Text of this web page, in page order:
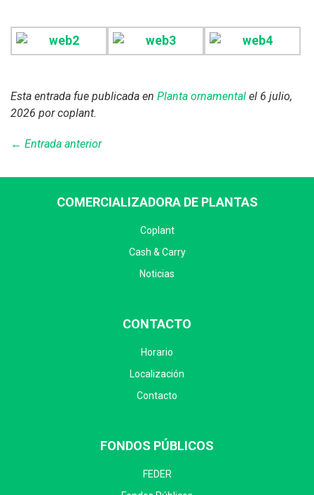
Esta entrada fue publicada en Planta ornamental el 6 julio,
2026 por coplant.
← Entrada anterior
COMERCIALIZADORA DE PLANTAS
Coplant
Cash & Carry
Noticias
CONTACTO
Horario
Localización
Contacto
FONDOS PÚBLICOS
FEDER